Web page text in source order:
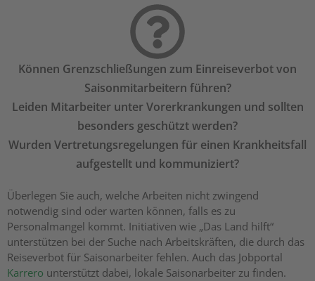
Können Grenzschließungen zum Einreiseverbot von
Saisonmitarbeitern führen?
Leiden Mitarbeiter unter Vorerkrankungen und sollten
besonders geschützt werden?
Wurden Vertretungsregelungen für einen Krankheitsfall
aufgestellt und kommuniziert?
Überlegen Sie auch, welche Arbeiten nicht zwingend
notwendig sind oder warten können, falls es zu
Personalmangel kommt. Initiativen wie „Das Land hilft“
unterstützen bei der Suche nach Arbeitskräften, die durch das
Reiseverbot für Saisonarbeiter fehlen. Auch das Jobportal
Karrero unterstützt dabei, lokale Saisonarbeiter zu finden.